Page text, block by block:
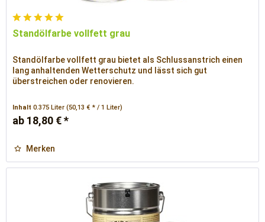
Standölfarbe vollfett grau
Standölfarbe vollfett grau bietet als Schlussanstrich einen
lang anhaltenden Wetterschutz und lässt sich gut
überstreichen oder renovieren.
Inhalt0.375 Liter(50,13 € * / 1 Liter)
ab 18,80 € *
Merken